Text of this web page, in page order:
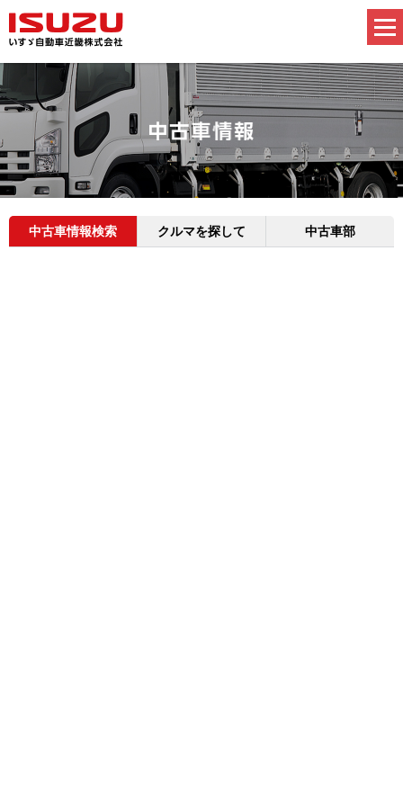
中古車情報検索 クルマを探して 中古車部